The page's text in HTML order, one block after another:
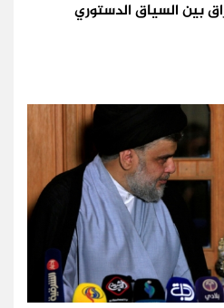
بين السياق الدستوري